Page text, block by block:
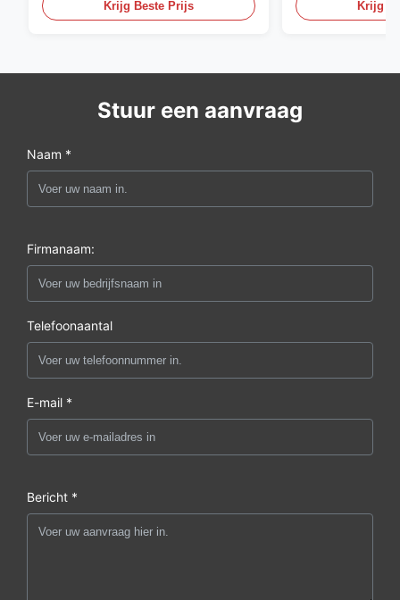
roestvrijstalen monitor
Krijg Beste Prijs
20mA/RS485
Fume Detection
Krijg
Stuur een aanvraag
Naam *
Firmanaam:
Telefoonaantal
E-mail *
Bericht *